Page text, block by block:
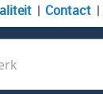
Contact